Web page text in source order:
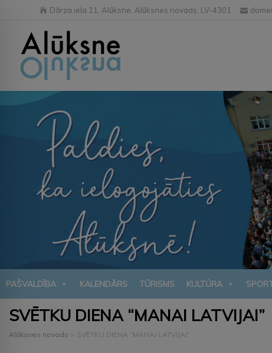
Dārza iela 11, Alūksne, Alūksnes novads, LV-4301
PAŠVALDĪBA KALENDĀRS TŪRISMS KULTŪRA
SVĒTKU DIENA “MANAI LATVIJAI”
Alūksnes novads > SVĒTKU DIENA “MANAI LATVIJAI”